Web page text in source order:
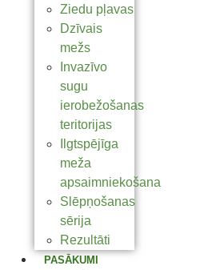
Ziedu pļavas
Dzīvais
mežs
Invazīvo
sugu
ierobežošanas
teritorijas
Ilgtspējīga
meža
apsaimniekošana
Slēpņošanas
sērija
Rezultāti
PASĀKUMI